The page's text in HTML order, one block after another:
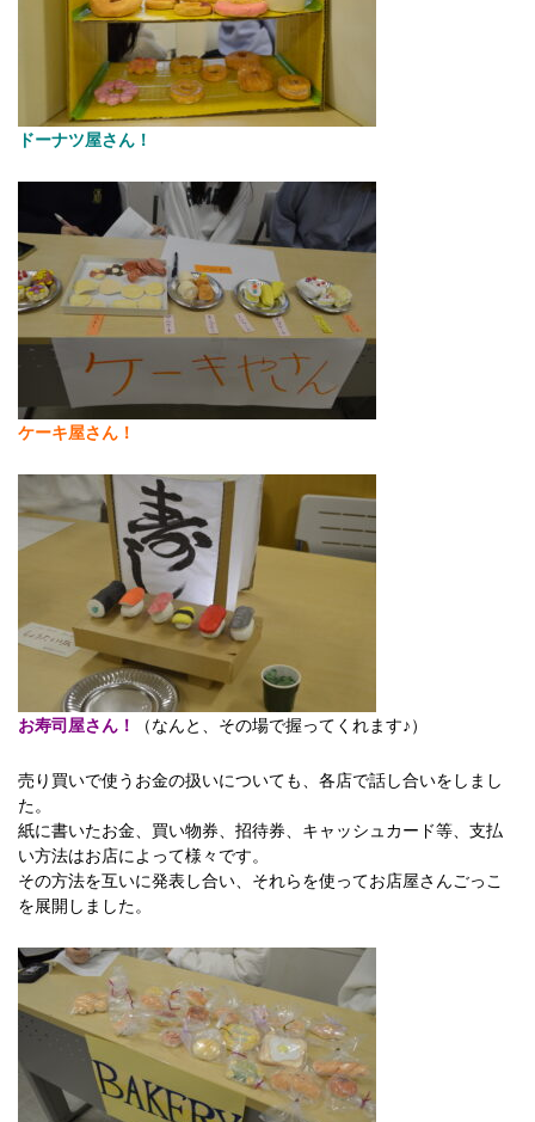
ドーナツ屋さん！
ケーキ屋さん！
お寿司屋さん！ （なんと、その場で握ってくれます♪）
売り買いで使うお金の扱いについても、各店で話し合いをしまし
た。
紙に書いたお金、買い物券、招待券、キャッシュカード等、支払
い方法はお店によって様々です。
その方法を互いに発表し合い、それらを使ってお店屋さんごっこ
を展開しました。